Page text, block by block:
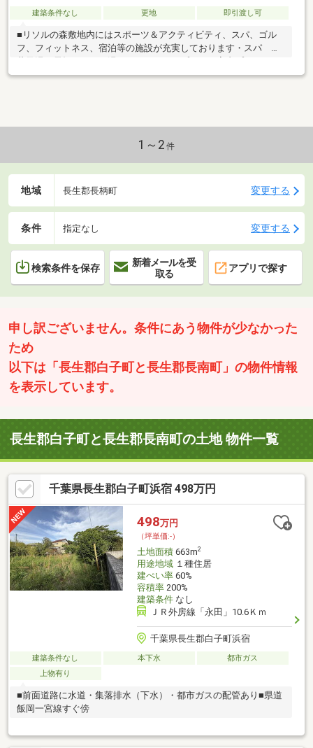
建築条件なし 更地 即引渡し可
■リソルの森敷地内にはスポーツ＆アクティビティ、スパ、ゴル
フ、フィットネス、宿泊等の施設が充実しております・スパ 紅
ェルネスリトリート、ジュール・フェリエ・スポーツ＆アクティ
フェ■建築条件なし、お好きなハウスメーカーにてご検討くださ
い■現地ご案内可能です、詳細はお気軽にお問い合わせください
1～2 件
地域 長生郡長柄町 変更する
条件 指定なし 変更する
検索条件を保存
新着メールを受
取る
アプリで探す
申し訳ございません。条件にあう物件が少なかった
ため
以下は「長生郡白子町と長生郡長南町」の物件情報
を表示しています。
長生郡白子町と長生郡長南町の土地 物件一覧
千葉県長生郡白子町浜宿 498万円
498万円
（坪単価:-）
土地面積663m2
用途地域１種住居
建ぺい率60%
容積率200%
建築条件なし
ＪＲ外房線「永田」10.6Ｋｍ
千葉県長生郡白子町浜宿
建築条件なし 本下水
都市ガス
上物有り
■前面道路に水道・集落排水（下水）・都市ガスの配管あり■県道
飯岡一宮線すぐ傍